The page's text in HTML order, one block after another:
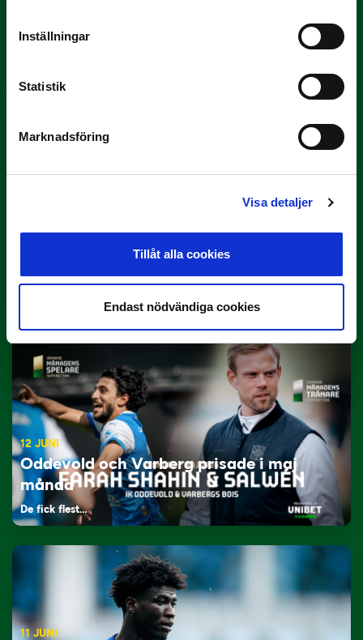
Inställningar
Statistik
Marknadsföring
Visa detaljer
Tillåt alla cookies
Endast nödvändiga cookies
Rösta på Månadens Tränare i juni
Lagerlöf tar över i Sandvikens IF
Tillbaka i hetluften…
12 JUNI
Oddevold och Varberg prisade i maj
månad
De fick flest…
11 JUNI